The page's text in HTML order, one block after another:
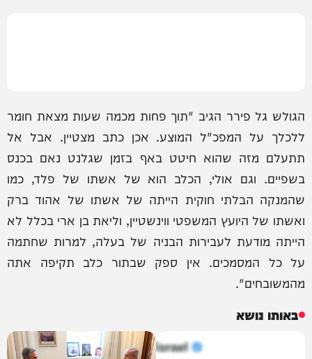
הגולש גל פירר הגיב "תוך פחות מכמה שעות מצאת חומר
ללכלך על המפכ"ל המוצע. אכן כתב מצטיין. אבל אל
תתעלם מזה שהוא חיטט באף בזמן שגלנט נאם בכנס
בשפיים. וגם אולי, הכלב הוא של אשתו של פלד, כמו
שהמנקה הבלתי חוקית הייתה של אשתו של אהוד ברק
ואשתו של היועץ המשפטי ווינשטיין, וליאת בן ארי בכלל לא
הייתה מודעת לעבירות הבניה של בעלה, למרות שחתמה
על כל המסמכים. אין ספק שבתור כלב תקיפה אתה
מהמשובחים".
באותו נושא